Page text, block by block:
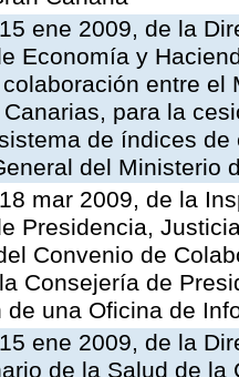
ene 2009, de la
Economía y
entre
para la
de índices
del Ministerio
mar 2009, de la
Presidencia,
Convenio de
Consejería de
de una Oficina de
ene 2009, de la
de la Salud de